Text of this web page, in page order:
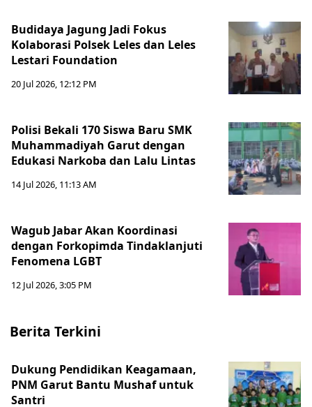
Budidaya Jagung Jadi Fokus
Kolaborasi Polsek Leles dan Leles
Lestari Foundation
20 Jul 2026, 12:12 PM
Polisi Bekali 170 Siswa Baru SMK
Muhammadiyah Garut dengan
Edukasi Narkoba dan Lalu Lintas
14 Jul 2026, 11:13 AM
Wagub Jabar Akan Koordinasi
dengan Forkopimda Tindaklanjuti
Fenomena LGBT
12 Jul 2026, 3:05 PM
Berita Terkini
Dukung Pendidikan Keagamaan,
PNM Garut Bantu Mushaf untuk
Santri